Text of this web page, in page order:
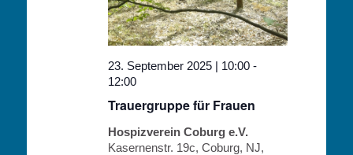
Trauergruppe für Frauen
23. September 2025 | 10:00 -
12:00
Hospizverein Coburg e.V.
Kasernenstr. 19c, Coburg, NJ,